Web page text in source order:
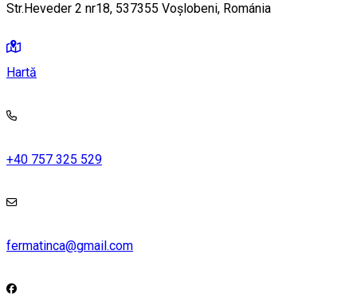
Str.Heveder 2 nr18, 537355 Voșlobeni, Románia
Hartă
+40 757 325 529
fermatinca@gmail.com